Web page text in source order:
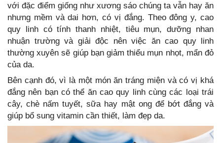
với đặc điểm giống như xương sáo chúng ta vẫn hay ăn
nhưng mềm và dai hơn, có vị đắng. Theo đông y, cao
quy linh có tính thanh nhiệt, tiêu mụn, dưỡng nhan
nhuận trường và giải độc nên việc ăn cao quy linh
thường xuyên sẽ giúp bạn giảm thiểu mụn nhọt, mẩn đỏ
của da.
Bên cạnh đó, vì là một món ăn tráng miện và có vị khá
đắng nên bạn có thể ăn cao quy linh cùng các loại trái
cây, chè nấm tuyết, sữa hay mật ong để bớt đắng và
giúp bổ sung vitamin cần thiết, làm đẹp da.